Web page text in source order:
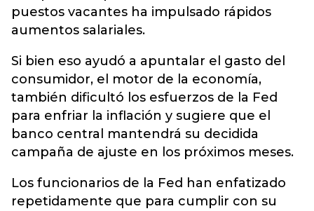
puestos vacantes ha impulsado rápidos
aumentos salariales.
Si bien eso ayudó a apuntalar el gasto del
consumidor, el motor de la economía,
también dificultó los esfuerzos de la Fed
para enfriar la inflación y sugiere que el
banco central mantendrá su decidida
campaña de ajuste en los próximos meses.
Los funcionarios de la Fed han enfatizado
repetidamente que para cumplir con su